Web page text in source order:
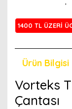
1400 TL ÜZERİ
Ürün Bilgisi
Vorteks
Çantası